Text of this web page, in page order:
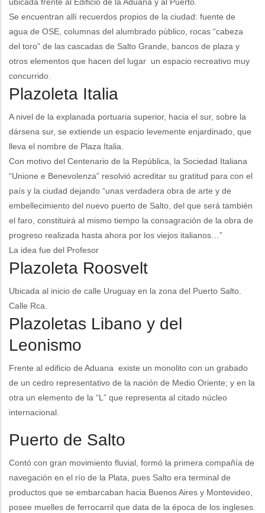
Se encuentran allí recuerdos propios de la ciudad: fuente de
agua de OSE, columnas del alumbrado público, rocas “cabeza
del toro” de las cascadas de Salto Grande, bancos de plaza y
otros elementos que hacen del lugar un espacio recreativo muy
concurrido.
Plazoleta Italia
A nivel de la explanada portuaria superior, hacia el sur, sobre la
dársena sur, se extiende un espacio levemente enjardinado, que
lleva el nombre de Plaza Italia.
Con motivo del Centenario de la República, la Sociedad Italiana
“Unione e Benevolenza” resolvió acreditar su gratitud para con el
país y la ciudad dejando “unas verdadera obra de arte y de
embellecimiento del nuevo puerto de Salto, del que será también
el faro, constituirá al mismo tiempo la consagración de la obra de
progreso realizada hasta ahora por los viejos italianos…”
La idea fue del Profesor
Plazoleta Roosvelt
Ubicada al inicio de calle Uruguay en la zona del Puerto Salto.
Calle Rca.
Plazoletas Libano y del
Leonismo
Frente al edificio de Aduana existe un monolito con un grabado
de un cedro representativo de la nación de Medio Oriente; y en la
otra un elemento de la “L” que representa al citado núcleo
internacional.
Puerto de Salto
Contó con gran movimiento fluvial, formó la primera compañía de
navegación en el río de la Plata, pues Salto era terminal de
productos que se embarcaban hacia Buenos Aires y Montevideo,
posee muelles de ferrocarril que data de la época de los ingleses.